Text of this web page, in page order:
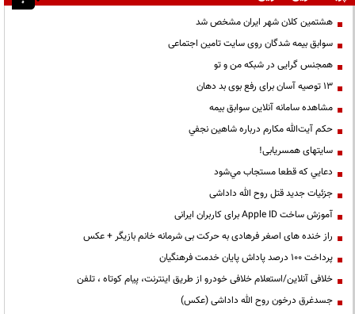
هشتمین کلان شهر ایران مشخص شد
سوابق بیمه شدگان روی سایت تامین اجتماعی
همجنس گرایی در شبکه من و تو
13 توصیه آسان برای رفع بوی بد دهان
مشاهده سامانه آنلاين سوابق بیمه
حكم آيت‌الله مكارم درباره شاهين نجفي
سایتهای همسریابی!
دعايي كه قطعا مستجاب مي‌شود
جزئیات جدید قتل روح الله داداشی
آموزش ساخت Apple ID برای کاربران ایرانی
راز خنده های اصغر فرهادی به حرکت بی شرمانه خانم بازیگر + عکس
پرداخت ۱۰۰ درصد پاداش پایان خدمت فرهنگیان
خلافی آنلاین/استعلام خلافی خودرو از طریق اینترنت، پیام کوتاه ، تلفن
جسدغرق درخون روح الله داداشی (عکس)